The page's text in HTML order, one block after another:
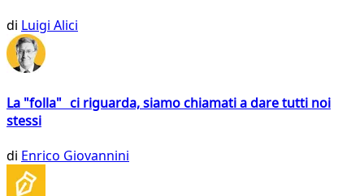
di Luigi Alici
La "folla" ci riguarda, siamo chiamati a dare tutti noi
stessi
di Enrico Giovannini